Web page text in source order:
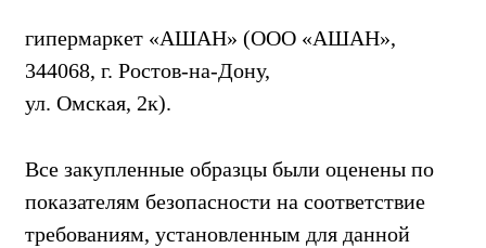
гипермаркет «АШАН» (ООО «АШАН»,
344068, г. Ростов-на-Дону,
ул. Омская, 2к).
Все закупленные образцы были оценены по
показателям безопасности на соответствие
требованиям, установленным для данной